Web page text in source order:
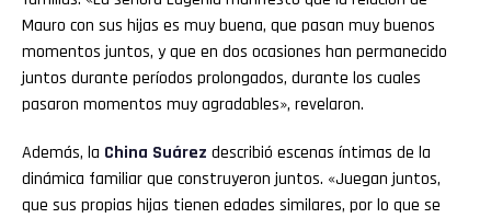
Mauro con sus hijas es muy buena, que pasan muy buenos
momentos juntos, y que en dos ocasiones han permanecido
juntos durante períodos prolongados, durante los cuales
pasaron momentos muy agradables», revelaron.
Además, la China Suárez describió escenas íntimas de la
dinámica familiar que construyeron juntos. «Juegan juntos,
que sus propias hijas tienen edades similares, por lo que se